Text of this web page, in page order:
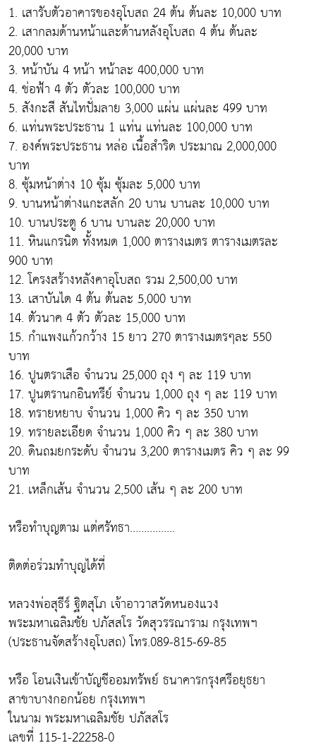
1. เสารับตัวอาคารของอุโบสถ 24 ต้น ต้นละ 10,000 บาท
2. เสากลมด้านหน้าและด้านหลังอุโบสถ 4 ต้น ต้นละ
20,000 บาท
3. หน้าบัน 4 หน้า หน้าละ 400,000 บาท
4. ช่อฟ้า 4 ตัว ตัวละ 100,000 บาท
5. สังกะสี สันไทปั่มลาย 3,000 แผ่น แผ่นละ 499 บาท
6. แท่นพระประธาน 1 แท่น แท่นละ 100,000 บาท
7. องค์พระประธาน หล่อ เนื้อสำริด ประมาณ 2,000,000
บาท
8. ซุ้มหน้าต่าง 10 ซุ้ม ซุ้มละ 5,000 บาท
9. บานหน้าต่างแกะสลัก 20 บาน บานละ 10,000 บาท
10. บานประตู 6 บาน บานละ 20,000 บาท
11. หินแกรนิต ทั้งหมด 1,000 ตารางเมตร ตารางเมตรละ
900 บาท
12. โครงสร้างหลังคาอุโบสถ รวม 2,500,00 บาท
13. เสาบันได 4 ต้น ต้นละ 5,000 บาท
14. ตัวนาค 4 ตัว ตัวละ 15,000 บาท
15. กำแพงแก้วกว้าง 15 ยาว 270 ตารางเมตรๆละ 550
บาท
16. ปูนตราเสือ จำนวน 25,000 ถุง ๆ ละ 119 บาท
17. ปูนตรานกอินทรีย์ จำนวน 1,000 ถุง ๆ ละ 119 บาท
18. ทรายหยาบ จำนวน 1,000 คิว ๆ ละ 350 บาท
19. ทรายละเอียด จำนวน 1,000 คิว ๆ ละ 380 บาท
20. ดินถมยกระดับ จำนวน 3,200 ตารางเมตร คิว ๆ ละ 99
บาท
21. เหล็กเส้น จำนวน 2,500 เส้น ๆ ละ 200 บาท
หรือทำบุญตาม แต่ศรัทธา…………….
ติดต่อร่วมทำบุญได้ที่
หลวงพ่อสุธีร์ ฐิตสุโภ เจ้าอาวาสวัดหนองแวง
พระมหาเฉลิมชัย ปภัสสโร วัดสุวรรณาราม กรุงเทพฯ
(ประธานจัดสร้างอุโบสถ) โทร.089-815-69-85
หรือ โอนเงินเข้าบัญชีออมทรัพย์ ธนาคารกรุงศรีอยุธยา
สาขาบางกอกน้อย กรุงเทพฯ
ในนาม พระมหาเฉลิมชัย ปภัสสโร
เลขที่ 115-1-22258-0